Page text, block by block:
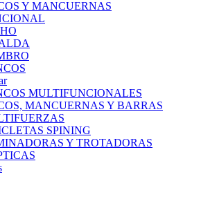
Y MANCUERNAS
MULTIFUNCIONALES
MANCUERNAS Y BARRAS
SPINING
Y TROTADORAS